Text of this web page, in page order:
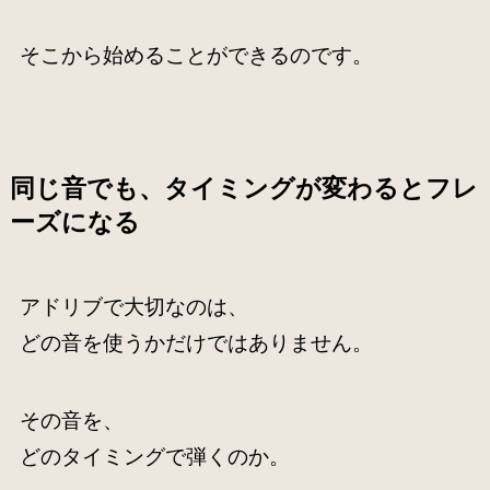
そこから始めることができるのです。
同じ音でも、タイミングが変わるとフレ
ーズになる
アドリブで大切なのは、
どの音を使うかだけではありません。
その音を、
どのタイミングで弾くのか。